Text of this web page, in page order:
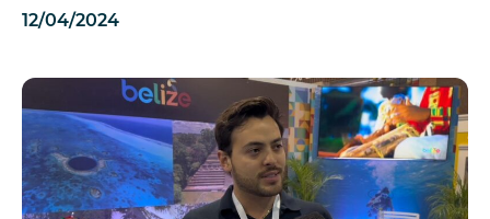
12/04/2024